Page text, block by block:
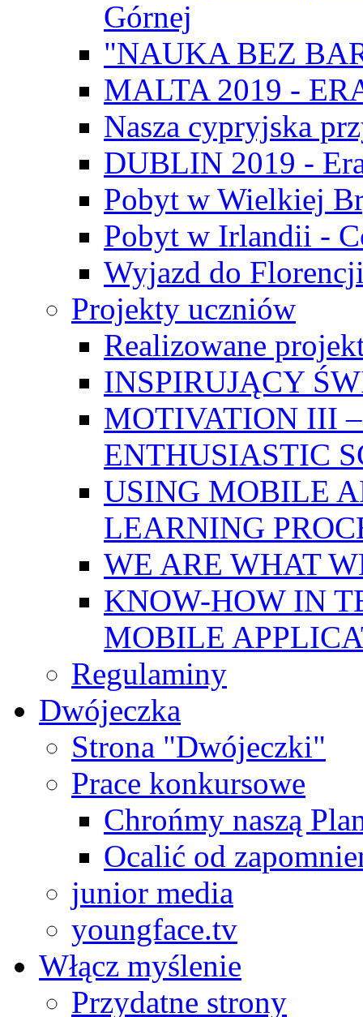
Górnej
"NAUKA BEZ
MALTA 2019 -
Nasza cypryjska
DUBLIN 2019 -
Pobyt w Wielkiej
Pobyt w Irlandii -
Wyjazd do
Projekty uczniów
Realizowane
INSPIRUJĄCY
MOTIVATION III
ENTHUSIASTIC
USING MOBILE
LEARNING
WE ARE WHAT
KNOW-HOW IN
MOBILE
Regulaminy
Dwójeczka
Strona "Dwójeczki"
Prace konkursowe
Chrońmy naszą
Ocalić od
junior media
youngface.tv
Włącz myślenie
Przydatne strony